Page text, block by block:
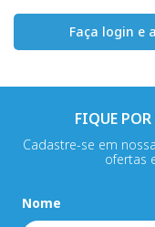
Faça login e
FIQUE
Cadastre-se em
ofertas
Nome